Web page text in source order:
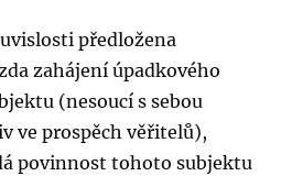
předložena
zahájení úpadkového
(nesoucí s sebou
ve prospěch věřitelů),
povinnost tohoto subjektu